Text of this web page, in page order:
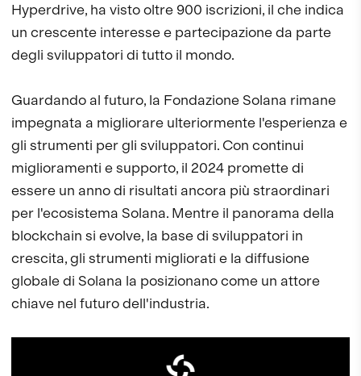
Hyperdrive, ha visto oltre 900 iscrizioni, il che indica
un crescente interesse e partecipazione da parte
degli sviluppatori di tutto il mondo.
Guardando al futuro, la Fondazione Solana rimane
impegnata a migliorare ulteriormente l'esperienza e
gli strumenti per gli sviluppatori. Con continui
miglioramenti e supporto, il 2024 promette di
essere un anno di risultati ancora più straordinari
per l'ecosistema Solana. Mentre il panorama della
blockchain si evolve, la base di sviluppatori in
crescita, gli strumenti migliorati e la diffusione
globale di Solana la posizionano come un attore
chiave nel futuro dell'industria.